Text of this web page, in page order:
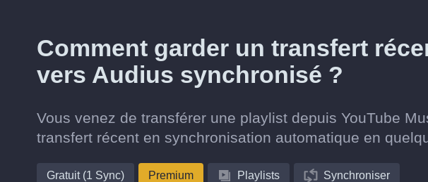
Comment garder un transfert
vers Audius synchronisé ?
Vous venez de transférer une playlist depuis YouTube
transfert récent en synchronisation automatique en
Gratuit (1 Sync) Premium Playlists Synchroniser